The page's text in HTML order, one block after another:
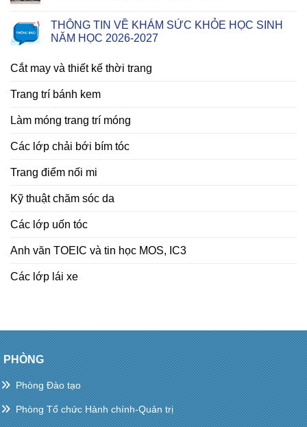
THÔNG TIN VỀ KHÁM SỨC KHỎE HỌC SINH
NĂM HỌC 2026-2027
Cắt may và thiết kế thời trang
Trang trí bánh kem
Làm móng trang trí móng
Các lớp chải bới bím tóc
Trang điểm nối mi
Kỹ thuật chăm sóc da
Các lớp uốn tóc
Anh văn TOEIC và tin học MOS, IC3
Các lớp lái xe
PHÒNG
Phòng Đào tạo
Phòng Tổ chức Hành chính-Quản trị